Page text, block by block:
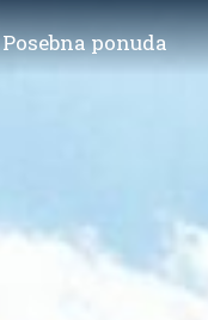
Posebna ponuda